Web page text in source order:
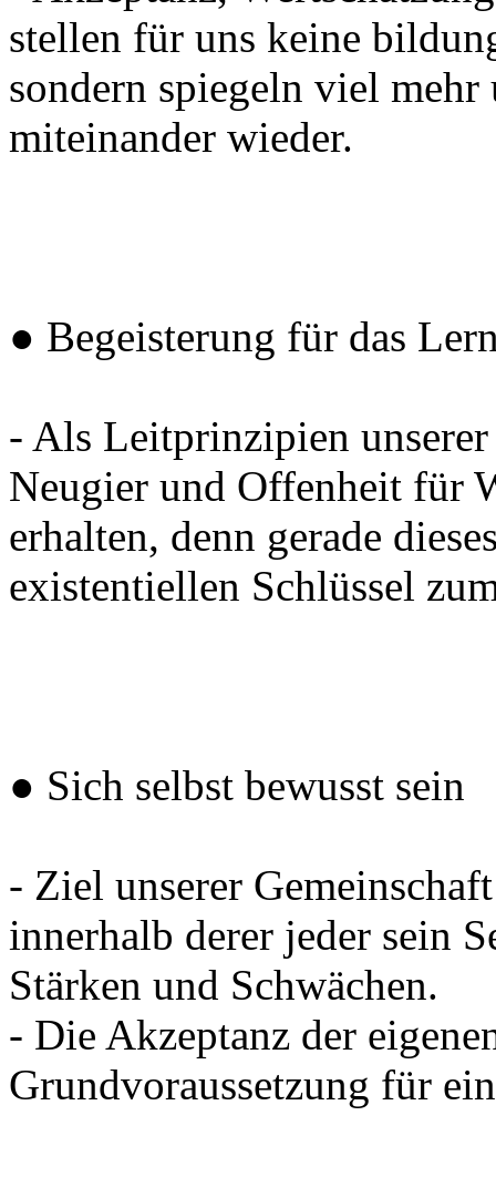
stellen für uns keine
sondern spiegeln viel
miteinander wieder.
● Begeisterung für das
- Als Leitprinzipien
Neugier und Offenheit für
erhalten, denn gerade
existentiellen Schlüssel
● Sich selbst bewusst sein
- Ziel unserer
innerhalb derer jeder sein
Stärken und Schwächen.
- Die Akzeptanz der
Grundvoraussetzung für